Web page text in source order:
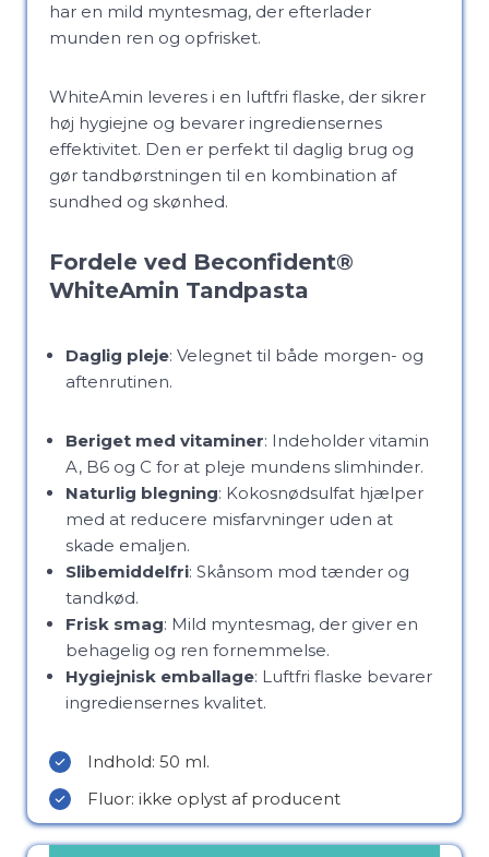
har en mild myntesmag, der efterlader
munden ren og opfrisket.
WhiteAmin leveres i en luftfri flaske, der sikrer
høj hygiejne og bevarer ingrediensernes
effektivitet. Den er perfekt til daglig brug og
gør tandbørstningen til en kombination af
sundhed og skønhed.
Fordele ved Beconfident®
WhiteAmin Tandpasta
Daglig pleje: Velegnet til både morgen- og
aftenrutinen.
Beriget med vitaminer: Indeholder vitamin
A, B6 og C for at pleje mundens slimhinder.
Naturlig blegning: Kokosnødsulfat hjælper
med at reducere misfarvninger uden at
skade emaljen.
Slibemiddelfri: Skånsom mod tænder og
tandkød.
Frisk smag: Mild myntesmag, der giver en
behagelig og ren fornemmelse.
Hygiejnisk emballage: Luftfri flaske bevarer
ingrediensernes kvalitet.
Indhold: 50 ml.
Fluor: ikke oplyst af producent